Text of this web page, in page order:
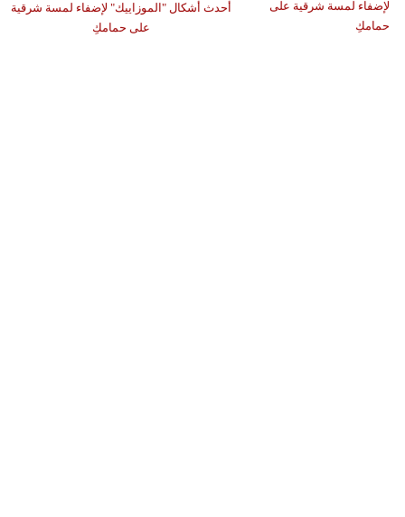
أحدث أشكال "الموزاييك" لإضفاء لمسة شرقية
على حمامكِ